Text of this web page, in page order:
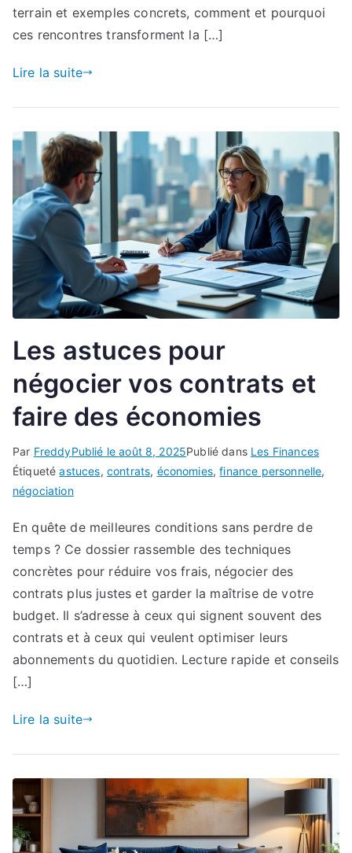
terrain et exemples concrets, comment et pourquoi
ces rencontres transforment la […]
Lire la suite
Les astuces pour
négocier vos contrats et
faire des économies
Par FreddyPublié leaoût 8, 2025Publié dans Les Finances
Étiquetéastuces, contrats, économies,finance personnelle,
négociation
En quête de meilleures conditions sans perdre de
temps ? Ce dossier rassemble des techniques
concrètes pour réduire vos frais, négocier des
contrats plus justes et garder la maîtrise de votre
budget. Il s’adresse à ceux qui signent souvent des
contrats et à ceux qui veulent optimiser leurs
abonnements du quotidien. Lecture rapide et conseils
[…]
Lire la suite